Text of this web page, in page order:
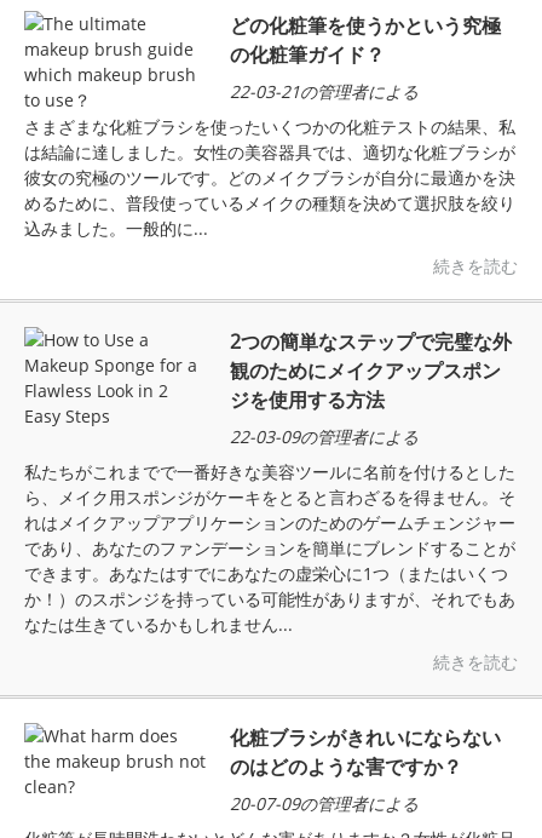
どの化粧筆を使うかという究極
の化粧筆ガイド？
22-03-21の管理者による
さまざまな化粧ブラシを使ったいくつかの化粧テストの結果、私
は結論に達しました。女性の美容器具では、適切な化粧ブラシが
彼女の究極のツールです。どのメイクブラシが自分に最適かを決
めるために、普段使っているメイクの種類を決めて選択肢を絞り
込みました。一般的に...
続きを読む
2つの簡単なステップで完璧な外
観のためにメイクアップスポン
ジを使用する方法
22-03-09の管理者による
私たちがこれまでで一番好きな美容ツールに名前を付けるとした
ら、メイク用スポンジがケーキをとると言わざるを得ません。そ
れはメイクアップアプリケーションのためのゲームチェンジャー
であり、あなたのファンデーションを簡単にブレンドすることが
できます。あなたはすでにあなたの虚栄心に1つ（またはいくつ
か！）のスポンジを持っている可能性がありますが、それでもあ
なたは生きているかもしれません...
続きを読む
化粧ブラシがきれいにならない
のはどのような害ですか？
20-07-09の管理者による